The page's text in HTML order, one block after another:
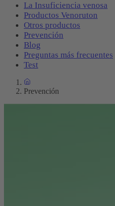
La Insuficiencia venosa
Productos Venoruton
Otros productos
Prevención
Blog
Preguntas más frecuentes
Test
Prevención